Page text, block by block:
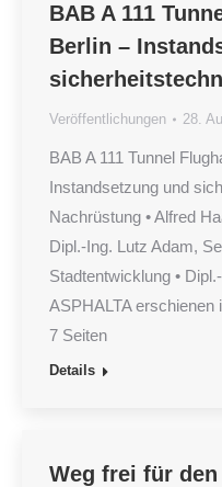
BAB A 111
Berlin –
Veröffentlichungen 28.
BAB A 111 Tunnel
Instandsetzung und
Nachrüstung • Alfred
Dipl.-Ing. Lutz Adam,
Stadtentwicklung •
ASPHALTA erschienen
7 Seiten
Details
Weg frei für